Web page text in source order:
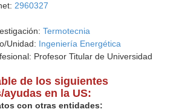
2960327
Termotecnia
Unidad: Ingeniería Energética
Profesor Titular de Universidad
de los siguientes
en la US:
con otras entidades: